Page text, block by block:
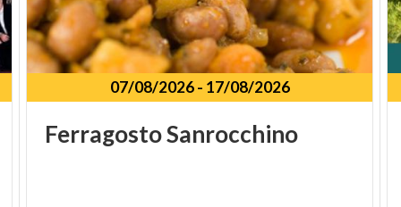
07/08/2026- 17/08/2026
FerragostoSanrocchino